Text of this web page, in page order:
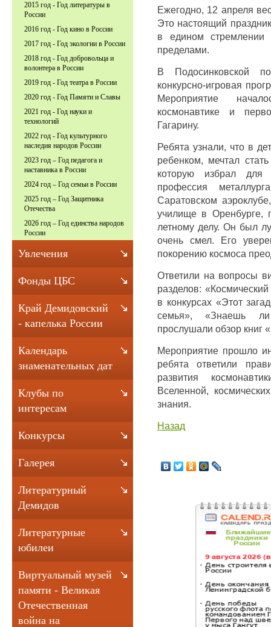
Ежегодно, 12 апреля
Это настоящий
в едином стремлении
пределами.
В Подосинковской
конкурсно-игровая
Мероприятие
космонавтике и
Гагарину.
Ребята узнали, что в
ребенком, мечтал
которую избрал для
профессия
Саратовском
училище в Оренбурге,
летному делу. Он был
очень смел. Его
покорению космоса
Ответили на вопросы
разделов:
в конкурсах «Этот
семья», «Знаешь ли
прослушали обзор книг
Мероприятие прошло
ребята ответили
развития
Вселенной,
знания.
Назад
2015 год - Год литературы в
России
2016 год - Год кино в России
2017 год - Год экологии в России
2018 год - Год добровольца и
волонтера в России
2019 год - Год театра в России
2020 год - Год Памяти и Славы
2021 год - Год науки и
технологий
2022 год - Год культурного
наследия народов России
2023 год – Год педагога и
наставника в России
2024 год – Год семьи в России
2025 год – Год Защитника
Отечества
2026 год – Год единства народов
России
Увлечения
Фонды ЦБС
Край Демидовский
- капелька России
Календарь
знаменательных дат
Клубы по
интересам
Конкурсы
Галерея
Литературный
Демидов
Литературные
юбилеи
Виртуальный музей
памяти - Великая
Отечественная
война на